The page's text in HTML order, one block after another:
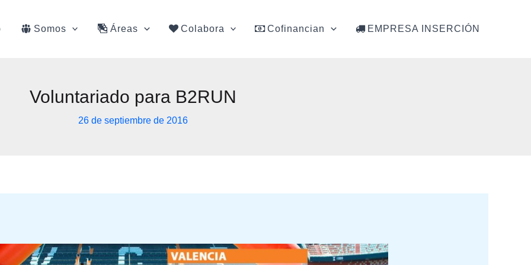
Somos Áreas Colabora Cofinancian EMPRESA INSERCIÓN
Voluntariado para B2RUN
26 de septiembre de 2016